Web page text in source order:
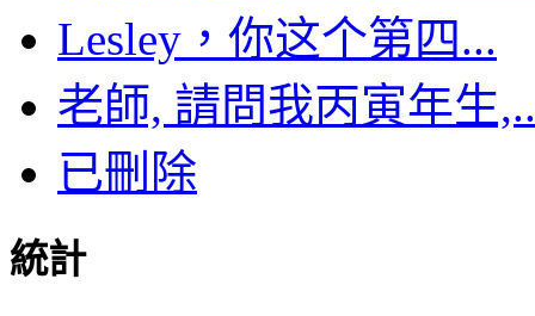
Lesley，你这个第四...
老師, 請問我丙寅年生
已刪除
統計